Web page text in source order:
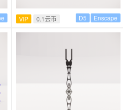
VIP 0.1云币 Enscape
D5